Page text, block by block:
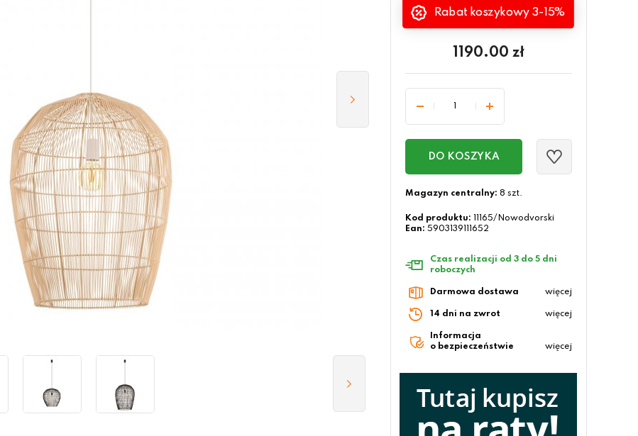
Rabat koszykowy 3-15%
1190.00 zł
DO KOSZYKA
Magazyn centralny: 8 szt.
Kod produktu:
11165/Nowodvorski
Ean: 5903139111652
Czas realizacji od 3 do 5 dni
roboczych
Darmowa dostawa więcej
14 dni na zwrot więcej
Informacja
o bezpieczeństwie
więcej